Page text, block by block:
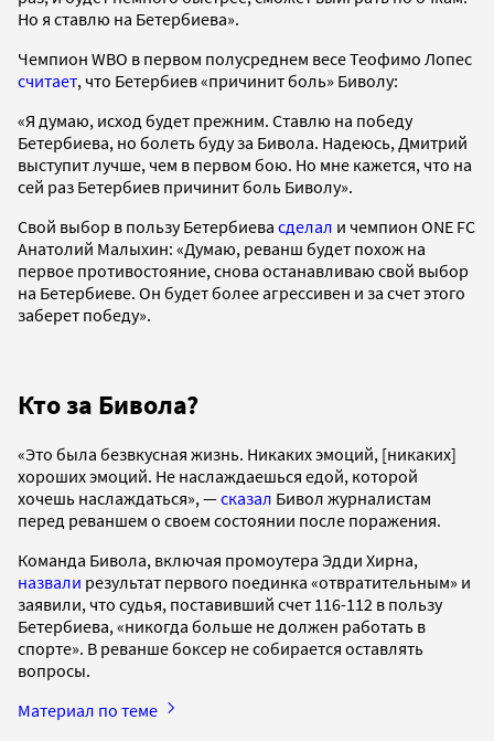
Но я ставлю на Бетербиева».
Чемпион WBO в первом полусреднем весе Теофимо Лопес
считает, что Бетербиев «причинит боль» Биволу:
«Я думаю, исход будет прежним. Ставлю на победу
Бетербиева, но болеть буду за Бивола. Надеюсь, Дмитрий
выступит лучше, чем в первом бою. Но мне кажется, что на
сей раз Бетербиев причинит боль Биволу».
Свой выбор в пользу Бетербиева сделал и чемпион ONE FC
Анатолий Малыхин: «Думаю, реванш будет похож на
первое противостояние, снова останавливаю свой выбор
на Бетербиеве. Он будет более агрессивен и за счет этого
заберет победу».
Кто за Бивола?
«Это была безвкусная жизнь. Никаких эмоций, [никаких]
хороших эмоций. Не наслаждаешься едой, которой
хочешь наслаждаться», —сказал Бивол журналистам
перед реваншем о своем состоянии после поражения.
Команда Бивола, включая промоутера Эдди Хирна,
назвали результат первого поединка «отвратительным» и
заявили, что судья, поставивший счет 116-112 в пользу
Бетербиева, «никогда больше не должен работать в
спорте». В реванше боксер не собирается оставлять
вопросы.
Материал по теме